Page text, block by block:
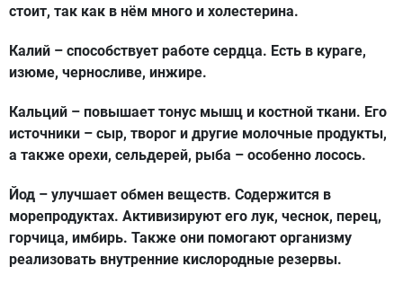
стоит, так как в нём много и холестерина.
Калий – способствует работе сердца. Есть в кураге,
изюме, черносливе, инжире.
Кальций – повышает тонус мышц и костной ткани. Его
источники – сыр, творог и другие молочные продукты,
а также орехи, сельдерей, рыба – особенно лосось.
Йод – улучшает обмен веществ. Содержится в
морепродуктах. Активизируют его лук, чеснок, перец,
горчица, имбирь. Также они помогают организму
реализовать внутренние кислородные резервы.